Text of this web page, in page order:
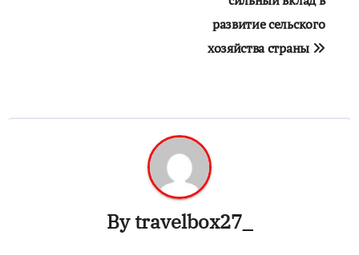
развитие сельского
хозяйства страны
Bytravelbox27_